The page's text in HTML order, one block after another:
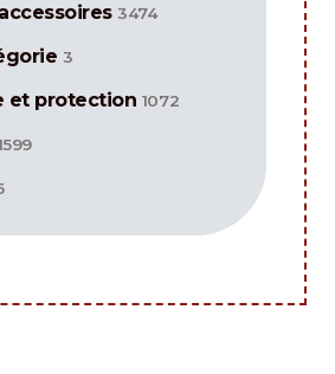
3474
3
et protection 1072